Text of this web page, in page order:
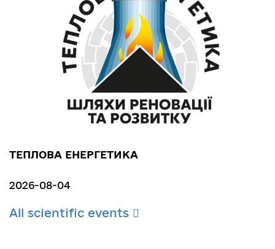
ТЕПЛОВА ЕНЕРГЕТИКА
2026-08-04
All scientific events